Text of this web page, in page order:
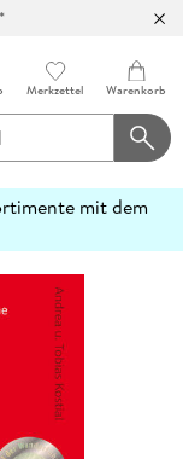
Merkzettel Warenkorb
mit dem